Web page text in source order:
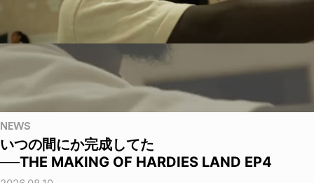
NEWS
いつの間にか完成してた
──THE MAKING OF HARDIES LAND EP4